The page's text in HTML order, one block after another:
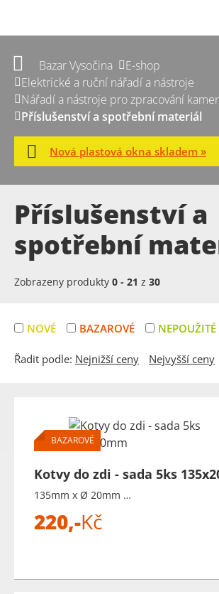
Bazar Vysočina
E-shop
Elektrické a ruční nářadí a nástroje
Nářadí a nástroje pro zpracování
Příslušenství a spotřební materiál
Nová plastová okna skladem »
Příslušenství a
spotřební
Zobrazeny produkty 0 - 21 z 30
NOVÉ BAZAROVÉ NEPOUŽITÉ
Řadit podle: Nejnižší ceny Nejvyšší ceny
BAZAROVÉ
Kotvy do zdi - sada 5ks
135mm x Ø 20mm …
220,-Kč